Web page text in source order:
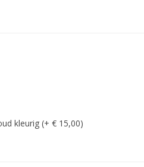
kleurig (+ € 15,00)